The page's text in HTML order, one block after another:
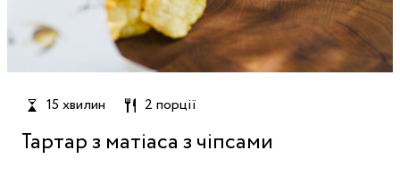
15 хвилин 2 порції
Тартар з матіаса з чіпсами